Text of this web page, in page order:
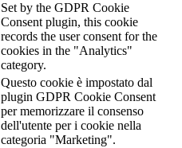
Set by the GDPR Cookie
Consent plugin, this cookie
records the user consent for the
cookies in the "Analytics"
category.
Questo cookie è impostato dal
plugin GDPR Cookie Consent
per memorizzare il consenso
dell'utente per i cookie nella
categoria "Marketing".